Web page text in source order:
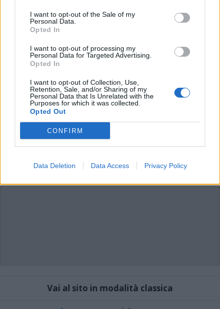
I want to opt-out of the Sale of my
Personal Data.
Opted In
I want to opt-out of processing my
Personal Data for Targeted Advertising.
Opted In
I want to opt-out of Collection, Use,
Retention, Sale, and/or Sharing of my
Personal Data that Is Unrelated with the
Purposes for which it was collected.
Opted Out
CONFIRM
Data Deletion Data Access Privacy Policy
Commenti
articolo.
L'email è richiesta ma non verrà mostrata ai visitatori. Il contenuto di questo
commenti non sono testi giornalistici, ma post inviati dai singoli lettori che
possono essere automaticamente pubblicati senza filtro preventivo. I commenti
che includano uno o più link a siti esterni verranno rimossi in automatico dal
Vai al sito in modalità classica